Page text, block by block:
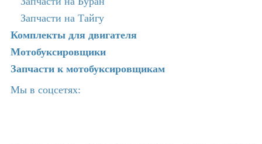
Запчасти на Тайгу
Комплекты для двигателя
Мотобуксировщики
Запчасти к мотобуксировщикам
Мы в соцсетях: